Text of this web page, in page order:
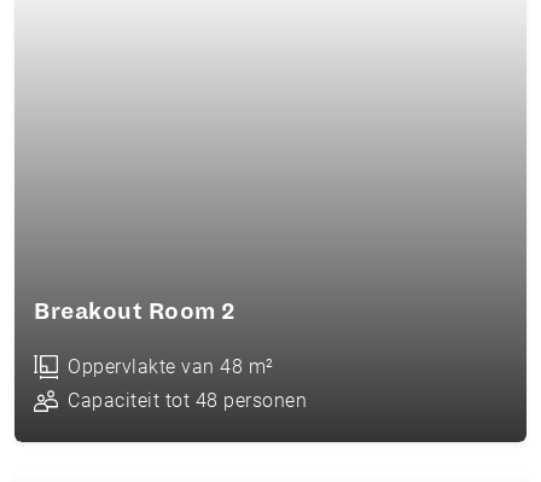
Breakout Room 2
Oppervlakte van 48 m²
Capaciteit tot 48 personen